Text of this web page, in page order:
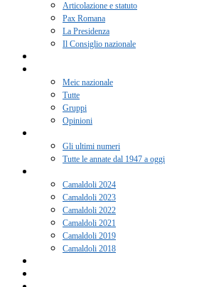
Articolazione e statuto
Pax Romana
La Presidenza
Il Consiglio nazionale
Meic nazionale
Tutte
Gruppi
Opinioni
Gli ultimi numeri
Tutte le annate dal 1947 a oggi
Camaldoli 2024
Camaldoli 2023
Camaldoli 2022
Camaldoli 2021
Camaldoli 2019
Camaldoli 2018